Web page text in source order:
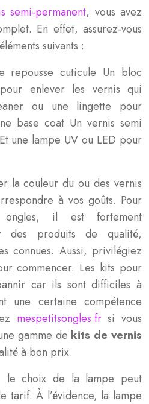
semi-permanent, vous avez
En effet, assurez-vous
suivants :
repousse cuticule Un bloc
enlever les vernis qui
ou une lingette pour
base coat Un vernis semi
une lampe UV ou LED pour
la couleur du ou des vernis
à vos goûts. Pour
il est fortement
des produits de qualité,
connues. Aussi, privilégiez
commencer. Les kits pour
car ils sont difficiles à
une certaine compétence
mespetitsongles.frsi vous
gamme de kits de vernis
à bon prix.
le choix de la lampe peut
tarif. À l’évidence, la lampe